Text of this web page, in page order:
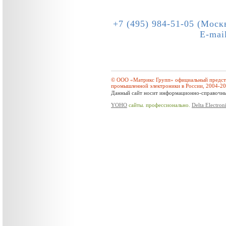
+7 (495) 984-51-05
E-
© ООО «Матрикс Групп» официальный
промышленной электроники в России, 2004-
Данный сайт носит информационно-
YOHO сайты. профессионально. Delta